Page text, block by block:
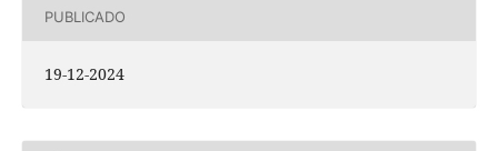
PUBLICADO
19-12-2024